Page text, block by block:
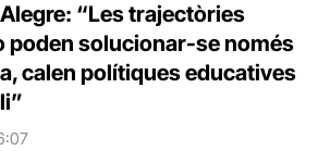
“Les trajectòries
poden solucionar-se només
calen polítiques educatives